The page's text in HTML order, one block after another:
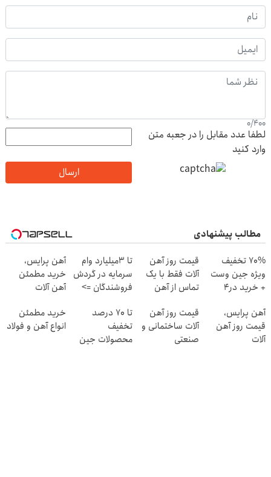
0/400
لطفا عدد مقابل را در جعبه متن
وارد کنید
ارسال
مطالب پیشنهادی
70% تخفیف
ویژه جین وست
+ خرید در4
قیمت روز آهن
آلات فقط با یک
تماس از آهن
تا 3میلیارد وام
سرمایه در گردش
فروشندگان =>
ثبت کن
آهن پرایس،
خرید مطمئن
آهن آلات
آهن پرایس،
قیمت روز آهن
آلات
قیمت روز آهن
آلات ساختمانی و
صنعتی
تا 70 درصد
تخفیف
محصولات جین
خرید مطمئن
انواع آهن و فولاد